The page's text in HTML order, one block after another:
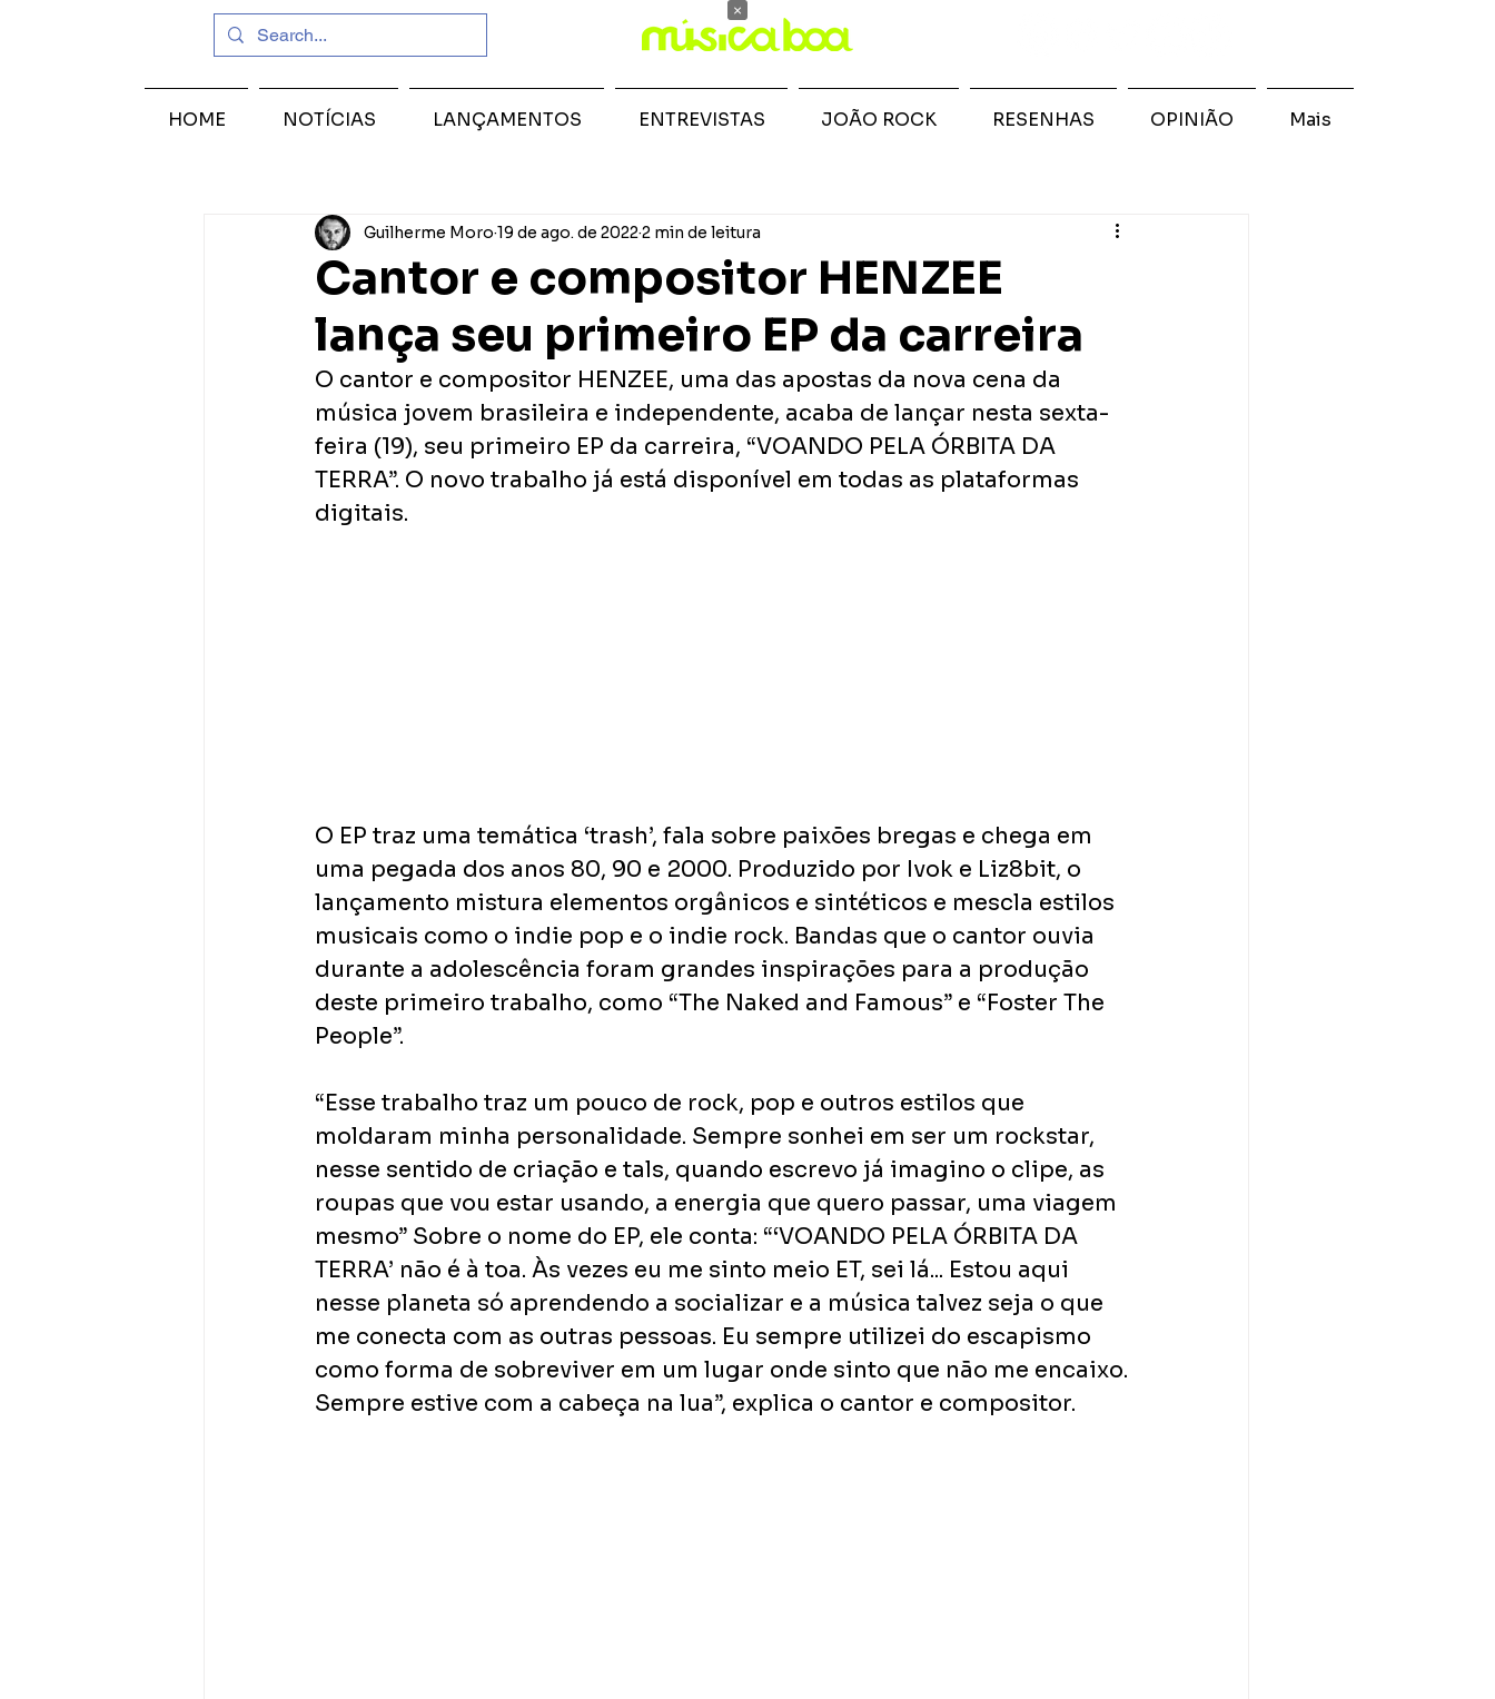
Cantor e compositor HENZEE
lança seu primeiro EP da carreira
Guilherme Moro 19 de ago. de 2022 2 min de leitura
O cantor e compositor HENZEE, uma das apostas da nova cena da
música jovem brasileira e independente, acaba de lançar nesta sexta-
feira (19), seu primeiro EP da carreira, “VOANDO PELA ÓRBITA DA
TERRA”. O novo trabalho já está disponível em todas as plataformas
digitais.
O EP traz uma temática ‘trash’, fala sobre paixões bregas e chega em
uma pegada dos anos 80, 90 e 2000. Produzido por Ivok e Liz8bit, o
lançamento mistura elementos orgânicos e sintéticos e mescla estilos
musicais como o indie pop e o indie rock. Bandas que o cantor ouvia
durante a adolescência foram grandes inspirações para a produção
deste primeiro trabalho, como “The Naked and Famous” e “Foster The
People”.
“Esse trabalho traz um pouco de rock, pop e outros estilos que
moldaram minha personalidade. Sempre sonhei em ser um rockstar,
nesse sentido de criação e tals, quando escrevo já imagino o clipe, as
roupas que vou estar usando, a energia que quero passar, uma viagem
mesmo” Sobre o nome do EP, ele conta: “‘VOANDO PELA ÓRBITA DA
TERRA’ não é à toa. Às vezes eu me sinto meio ET, sei lá... Estou aqui
nesse planeta só aprendendo a socializar e a música talvez seja o que
me conecta com as outras pessoas. Eu sempre utilizei do escapismo
como forma de sobreviver em um lugar onde sinto que não me encaixo.
Sempre estive com a cabeça na lua”, explica o cantor e compositor.
HOME NOTÍCIAS LANÇAMENTOS ENTREVISTAS JOÃO ROCK RESENHAS OPINIÃO Mais
×